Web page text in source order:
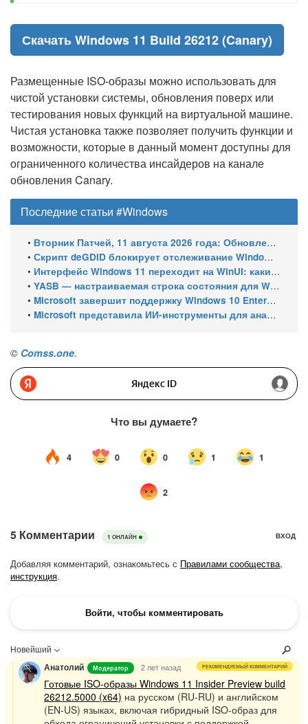
Скачать Windows 11 Build 26212 (Canary)
Размещенные ISO-образы можно использовать для
чистой установки системы, обновления поверх или
тестирования новых функций на виртуальной машине.
Чистая установка также позволяет получить функции и
возможности, которые в данный момент доступны для
ограниченного количества инсайдеров на канале
обновления Canary.
Последние статьи #Windows
• Вторник Патчей, 11 августа 2026 года: Обновления безопасности для Windows 11 (включая KB5121003), ESU-обновления для Windows 10
• Скрипт deGDID блокирует отслеживание Windows по глобальному идентификатору устройства
• Интерфейс Windows 11 переходит на WinUI: какие системные элементы обновит Microsoft
• YASB — настраиваемая строка состояния для Windows с виджетами и поддержкой нескольких мониторов
• Microsoft завершит поддержку Windows 10 Enterprise LTSC 2021 в январе 2027 года. ESU продлят обновления до января 2030 года
• Microsoft представила ИИ-инструменты для анализа производительности Windows: ETW MCP и WPA MCP
© Comss.one.